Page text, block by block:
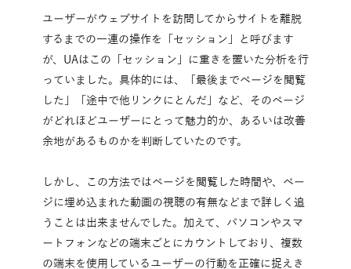
ユーザーがウェブサイトを訪問してからサイトを離脱
するまでの一連の操作を「セッション」と呼びます
が、UAはこの「セッション」に重きを置いた分析を行
っていました。具体的には、「最後までページを閲覧
した」「途中で他リンクにとんだ」など、そのページ
がどれほどユーザーにとって魅力的か、あるいは改善
余地があるものかを判断していたのです。
しかし、この方法ではページを閲覧した時間や、ペー
ジに埋め込まれた動画の視聴の有無などまで詳しく追
うことは出来ませんでした。加えて、パソコンやスマ
ートフォンなどの端末ごとにカウントしており、複数
の端末を使用しているユーザーの行動を正確に捉えき